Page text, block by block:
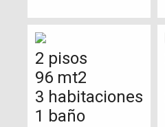
2 pisos
96 mt2
3 habitaciones
1 baño